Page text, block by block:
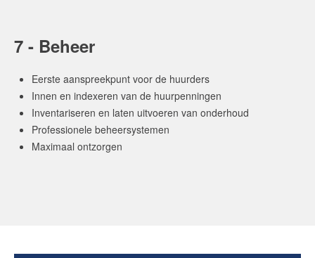
7 - Beheer
Eerste aanspreekpunt voor de huurders
Innen en indexeren van de huurpenningen
Inventariseren en laten uitvoeren van onderhoud
Professionele beheersystemen
Maximaal ontzorgen